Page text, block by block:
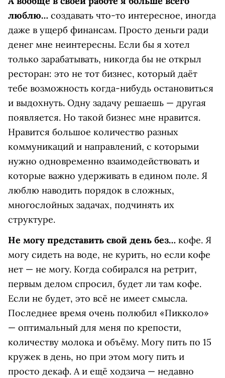
люблю… cоздавать что-то интересное, иногда
даже в ущерб финансам. Просто деньги ради
денег мне неинтересны. Если бы я хотел
только зарабатывать, никогда бы не открыл
ресторан: это не тот бизнес, который даёт
тебе возможность когда-нибудь остановиться
и выдохнуть. Одну задачу решаешь — другая
появляется. Но такой бизнес мне нравится.
Нравится большое количество разных
коммуникаций и направлений, с которыми
нужно одновременно взаимодействовать и
которые важно удерживать в едином поле. Я
люблю наводить порядок в сложных,
многослойных задачах, подчинять их
структуре.
Не могу представить свой день без… кофе. Я
могу сидеть на воде, не курить, но если кофе
нет — не могу. Когда собирался на ретрит,
первым делом спросил, будет ли там кофе.
Если не будет, это всё не имеет смысла.
Последнее время очень полюбил «Пикколо»
— оптимальный для меня по крепости,
количеству молока и объёму. Могу пить по 15
кружек в день, но при этом могу пить и
просто декаф. А и ещё ходзича — недавно